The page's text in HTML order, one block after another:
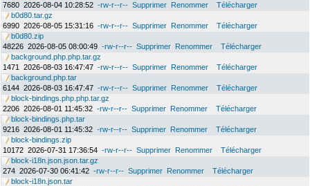
7680 2026-08-04 10:28:52 -rw-r--r-- Supprimer Renommer
Télécharger
b0d80.tar.gz
6990 2026-08-05 15:31:16 -rw-r--r-- Supprimer Renommer
Télécharger
b0d80.zip
48226 2026-08-05 08:00:49 -rw-r--r-- Supprimer Renommer
Télécharger
background.php.php.tar.gz
1471
2026-08-03 16:47:47 -rw-r--r-- Supprimer Renommer
Télécharger
background.php.tar
6144 2026-08-03 16:47:47 -rw-r--r-- Supprimer Renommer
Télécharger
block-bindings.php.php.tar.gz
2206 2026-08-01 11:45:32 -rw-r--r-- Supprimer Renommer
Télécharger
block-bindings.php.tar
9216 2026-08-01 11:45:32 -rw-r--r-- Supprimer Renommer
Télécharger
block-bindings.zip
10172 2026-07-31 17:36:54 -rw-r--r-- Supprimer Renommer
Télécharger
block-i18n.json.json.tar.gz
274 2026-07-30 06:41:42 -rw-r--r-- Supprimer Renommer
Télécharger
block-i18n.json.tar